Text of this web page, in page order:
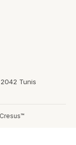
2042 Tunis